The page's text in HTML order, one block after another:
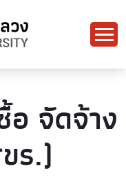
จัดจ้าง
ร.)